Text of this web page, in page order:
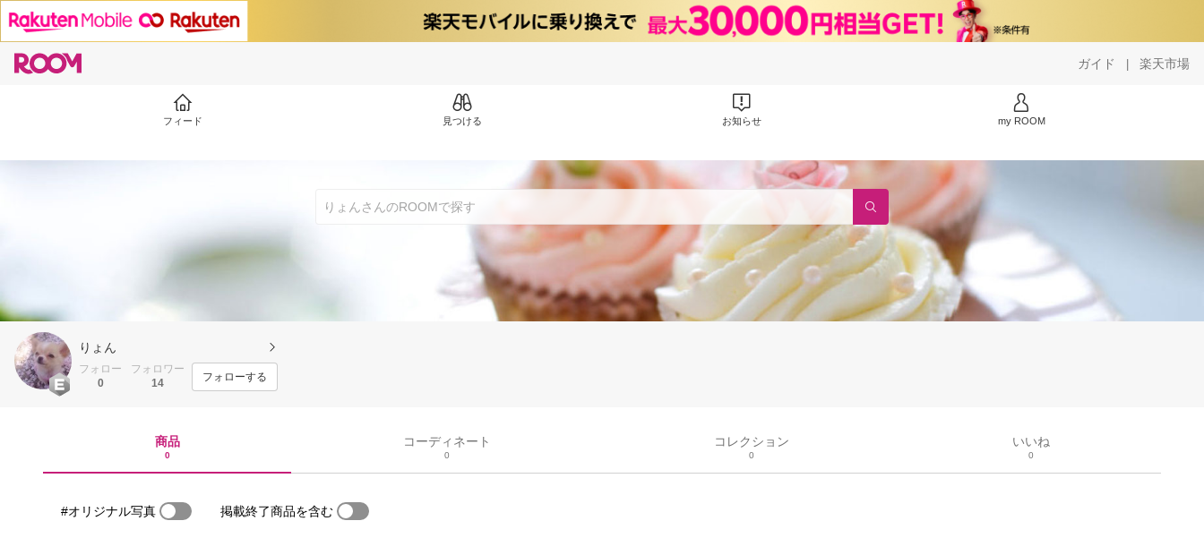
ガイド | 楽天市場
フィード 見つける お知らせ my ROOM
りょん
フォロー
0
フォロワー
14
フォローする
商品
0
コーディネート
0
コレクション
0
いいね
0
#オリジナル写真 掲載終了商品を含む